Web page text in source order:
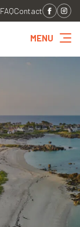
FAQContact
MENU